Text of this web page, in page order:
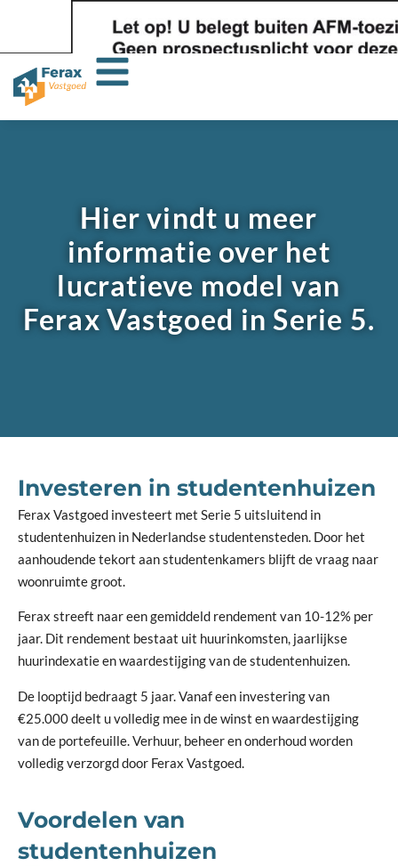
Hier vindt u meer
informatie over het
lucratieve model van
Ferax Vastgoed in Serie 5.
Investeren in studentenhuizen
Ferax Vastgoed investeert met Serie 5 uitsluitend in
studentenhuizen in Nederlandse studentensteden. Door het
aanhoudende tekort aan studentenkamers blijft de vraag naar
woonruimte groot.
Ferax streeft naar een gemiddeld rendement van 10-12% per
jaar. Dit rendement bestaat uit huurinkomsten, jaarlijkse
huurindexatie en waardestijging van de studentenhuizen.
De looptijd bedraagt 5 jaar. Vanaf een investering van
€25.000 deelt u volledig mee in de winst en waardestijging
van de portefeuille. Verhuur, beheer en onderhoud worden
volledig verzorgd door Ferax Vastgoed.
Voordelen van
studentenhuizen